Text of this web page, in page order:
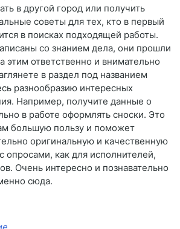
в другой город или получить
советы для тех, кто в первый
в поисках подходящей работы.
со знанием дела, они прошли
этим ответственно и внимательно
в раздел под названием
разнообразию интересных
Например, получите данные о
в работе оформлять сноски. Это
большую пользу и поможет
оригинальную и качественную
опросами, как для исполнителей,
Очень интересно и познавательно
сюда.